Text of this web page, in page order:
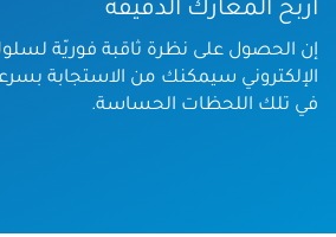
اربح المعارك الدقيقة
إن الحصول على نظرة ثاقبة فوريّة
الإلكتروني سيمكنك من الاستجابة
في تلك اللحظات الحساسة.